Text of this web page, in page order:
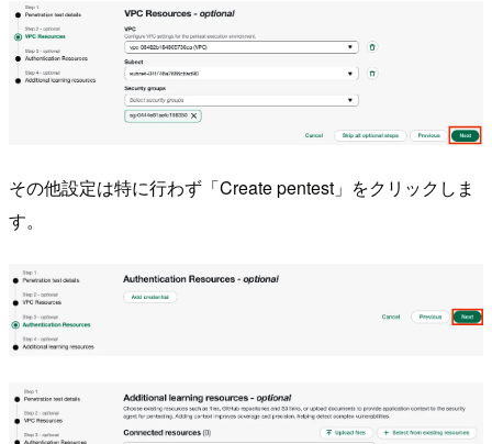
その他設定は特に行わず「Create pentest」をクリックしま
す。